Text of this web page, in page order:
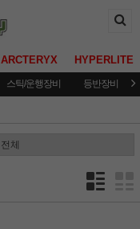
ARCTERYX HYPERLITE
스틱/운행장비 등반장비